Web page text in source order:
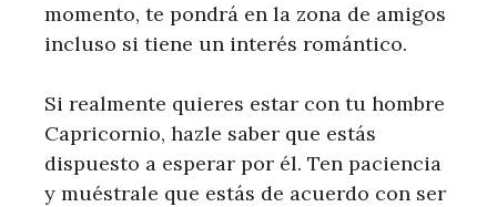
momento, te pondrá en la zona de amigos
incluso si tiene un interés romántico.
Si realmente quieres estar con tu hombre
Capricornio, hazle saber que estás
dispuesto a esperar por él. Ten paciencia
y muéstrale que estás de acuerdo con ser